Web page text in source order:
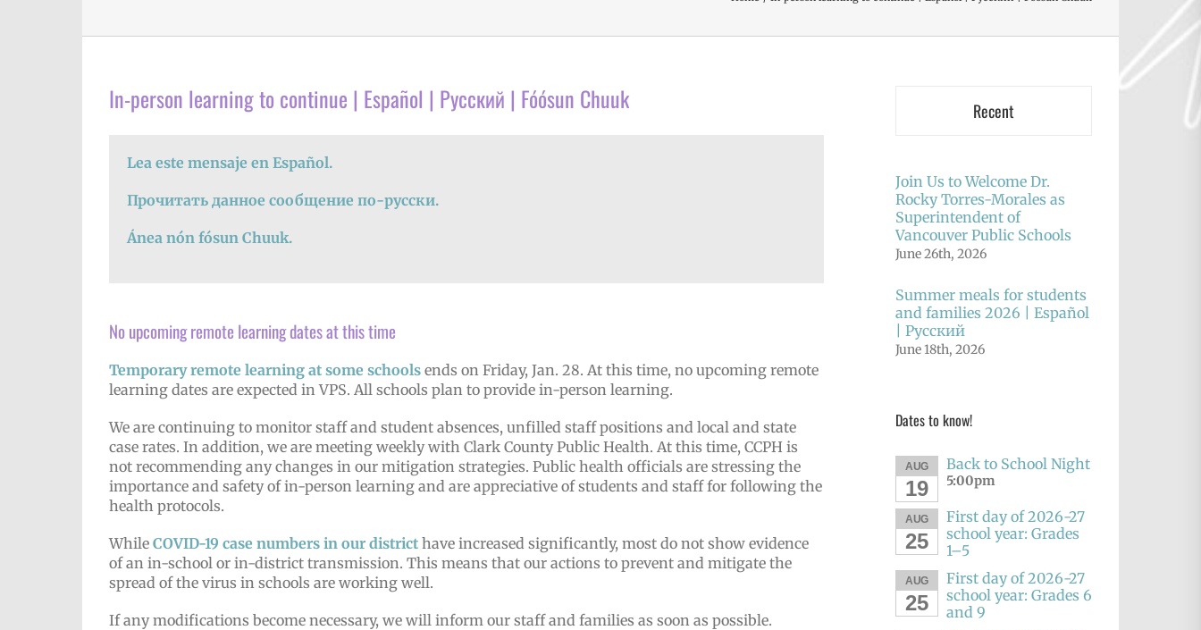
In-person learning to continue | Español | Русский | Fóósun Chuuk
Lea este mensaje en Español.
Прочитать данное сообщение по-русски.
Ánea nón fósun Chuuk.
No upcoming remote learning dates at this time
Temporary remote learning at some schoolsends on Friday, Jan. 28. At this time, no upcoming remote
learning dates are expected in VPS. All schools plan to provide in-person learning.
We are continuing to monitor staff and student absences, unfilled staff positions and local and state
case rates. In addition, we are meeting weekly with Clark County Public Health. At this time, CCPH is
not recommending any changes in our mitigation strategies. Public health officials are stressing the
importance and safety of in-person learning and are appreciative of students and staff for following the
health protocols.
While COVID-19 case numbers in our districthave increased significantly, most do not show evidence
of an in-school or in-district transmission. This means that our actions to prevent and mitigate the
spread of the virus in schools are working well.
If any modifications become necessary, we will inform our staff and families as soon as possible.
Recent
Join Us to Welcome Dr.
Rocky Torres-Morales as
Superintendent of
Vancouver Public Schools
June 26th, 2026
Summer meals for students
and families 2026 | Español
| Русский
June 18th, 2026
Dates to know!
AUG
19
Back to School Night
5:00pm
AUG
25
First day of 2026-27
school year: Grades
1–5
AUG
25
First day of 2026-27
school year: Grades 6
and 9